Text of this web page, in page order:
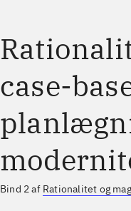
case-
Bind 2 af Rationalitet og